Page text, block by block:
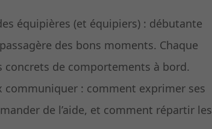
équipières (et équipiers) : débutante
des bons moments. Chaque
de comportements à bord.
communiquer : comment exprimer ses
de l’aide, et comment répartir les